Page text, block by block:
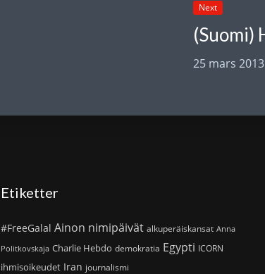
Next
25 mars 2013
Etiketter
#FreeGalal Ainon nimipäivät alkuperäiskansat Anna
Politkovskaja Charlie Hebdo demokratia Egypti ICORN
ihmisoikeudet Iran journalismi